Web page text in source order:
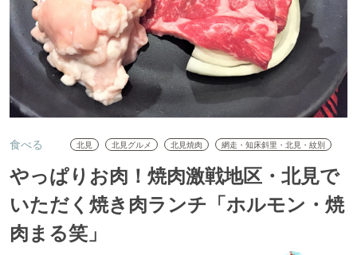
食べる 北見 北見グルメ 北見焼肉 網走・知床斜里・北見・紋別
やっぱりお肉！焼肉激戦地区・北見で
いただく焼き肉ランチ「ホルモン・焼
肉まる笑」